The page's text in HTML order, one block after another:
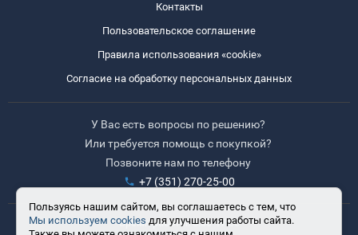
Контакты
Пользовательское соглашение
Правила использования «cookie»
Согласие на обработку персональных данных
У Вас есть вопросы по решению?
Или требуется помощь с покупкой?
Позвоните нам по телефону
+7 (351) 270-25-00
Время работы: 8:30-17:30
Пользуясь нашим сайтом, вы соглашаетесь с тем, что
Мы используем cookies для улучшения работы сайта.